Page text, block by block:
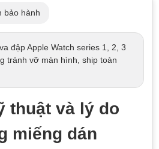
bảo hành
đập Apple Watch series 1, 2, 3
tránh vỡ màn hình, ship toàn
thuật và lý do
miếng dán